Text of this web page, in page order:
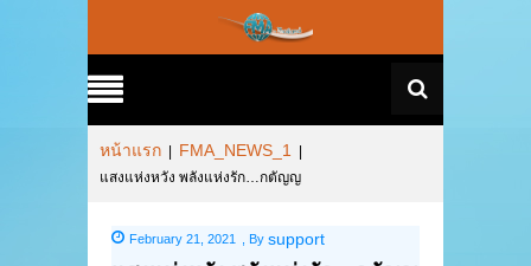
หน้าแรก FMA_NEWS_1
แสงแห่งหวัง พลังแห่งรัก…กตัญญ
February 21, 2021 By support